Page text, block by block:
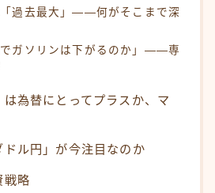
過去最大」——何がそこまで深
でガソリンは下がるのか」——専
は為替にとってプラスか、マ
ドル円」が今注目なのか
戦略